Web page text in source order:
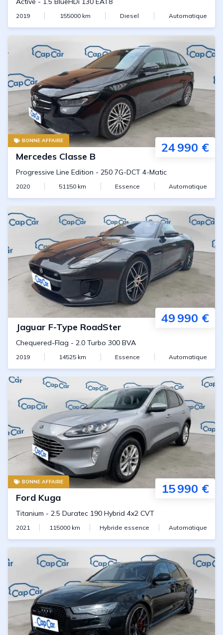
2019 155000km Diesel Automatique
BONNE AFFAIRE 24 990 €
Mercedes Classe B
Progressive Line Edition - 250 7G-DCT 4-Matic
2020 51150 km Essence Automatique
49 990 €
Jaguar F-Type RoadSter
Chequered-Flag - 2.0 Turbo 300 BVA
2019 14525 km Essence Automatique
BONNE AFFAIRE 15 990 €
Ford Kuga
Titanium - 2.5 Duratec 190 Hybrid 4x2 CVT
2021 115000 km Hybride essence Automatique